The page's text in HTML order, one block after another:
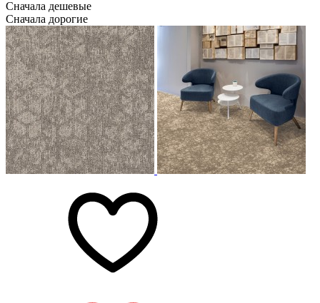
Сначала дешевые
Сначала дорогие